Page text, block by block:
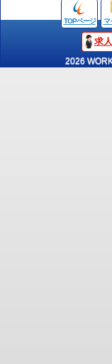
TOPページ マ
求
2026